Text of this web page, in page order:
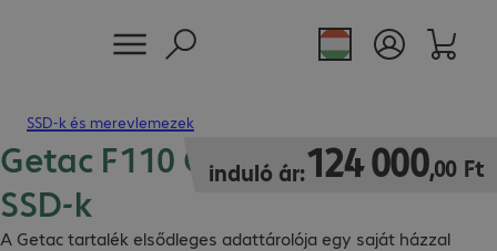
SSD-k és merevlemezek
Getac F110 G6 elsődleges PCIe
SSD-k
A Getac tartalék elsődleges adattárolója egy saját házzal
induló ár:124000,00 Ft
124 000,00 Ft